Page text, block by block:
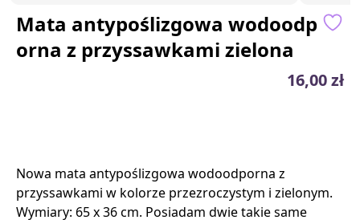
Mata antypoślizgowa wodoodp
orna z przyssawkami zielona
16,00 zł
Nowa mata antypoślizgowa wodoodporna z
przyssawkami w kolorze przezroczystym i zielonym.
Wymiary: 65 x 36 cm. Posiadam dwie takie same